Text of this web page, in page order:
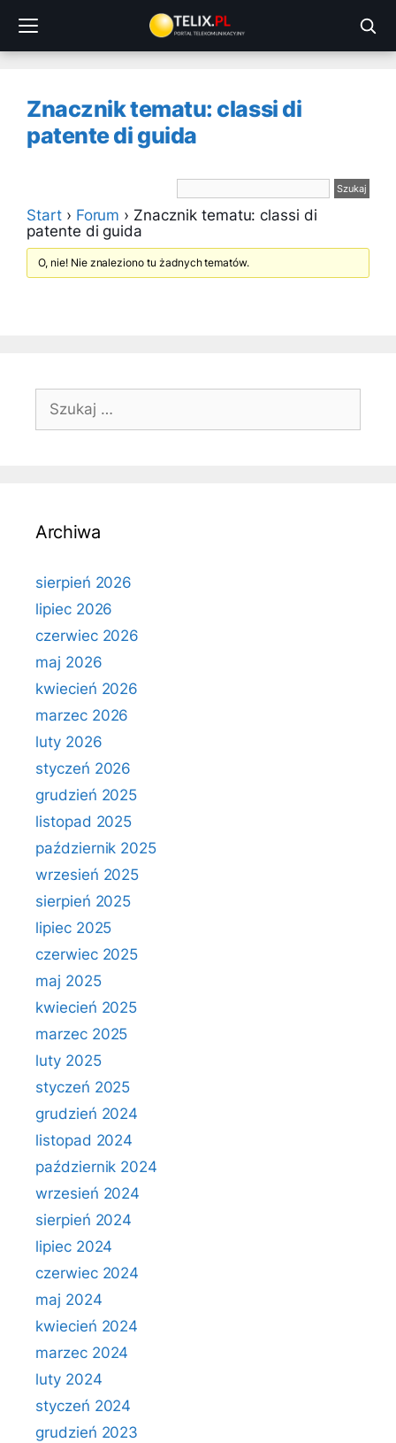
treści
Znacznik tematu: classi di
patente di guida
Start › Forum › Znacznik tematu: classi di
patente di guida
O, nie! Nie znaleziono tu żadnych tematów.
Szukaj:
Archiwa
sierpień 2026
lipiec 2026
czerwiec 2026
maj 2026
kwiecień 2026
marzec 2026
luty 2026
styczeń 2026
grudzień 2025
listopad 2025
październik 2025
wrzesień 2025
sierpień 2025
lipiec 2025
czerwiec 2025
maj 2025
kwiecień 2025
marzec 2025
luty 2025
styczeń 2025
grudzień 2024
listopad 2024
październik 2024
wrzesień 2024
sierpień 2024
lipiec 2024
czerwiec 2024
maj 2024
kwiecień 2024
marzec 2024
luty 2024
styczeń 2024
grudzień 2023